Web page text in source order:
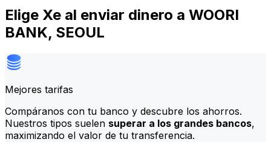
Elige Xe al enviar dinero a WOORI
BANK, SEOUL
Mejores tarifas
Compáranos con tu banco y descubre los ahorros.
Nuestros tipos suelen superar a los grandes bancos,
maximizando el valor de tu transferencia.